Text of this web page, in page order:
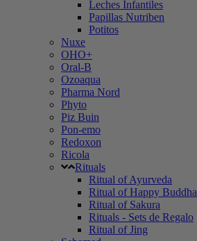
Leches Infantiles
Papillas Nutriben
Potitos
Nuxe
OHO+
Oral-B
Ozoaqua
Pharma Nord
Phyto
Piz Buin
Pon-emo
Redoxon
Ricola
Rituals
Ritual of Ayurveda
Ritual of Happy Buddha
Ritual of Sakura
Rituals - Sets de Regalo
Ritual of Jing